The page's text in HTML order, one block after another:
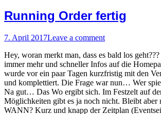
Running Order fertig
Posted
7. April 2017Leave a comment
Hey, woran merkt man, dass es bald los
immer mehr und schneller Infos auf die
wurde vor ein paar Tagen kurzfristig mit den
und komplettiert. Die Frage war nun… Wer
Na gut… Das Wo ergibt sich. Im Festzelt auf
Möglichkeiten gibt es ja noch nicht. Bleibt aber
WANN? Kurz und knapp der Zeitplan